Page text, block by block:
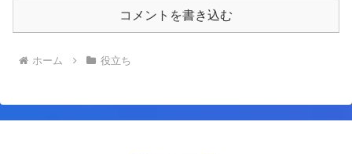
コメントを書き込む
ホーム 役立ち